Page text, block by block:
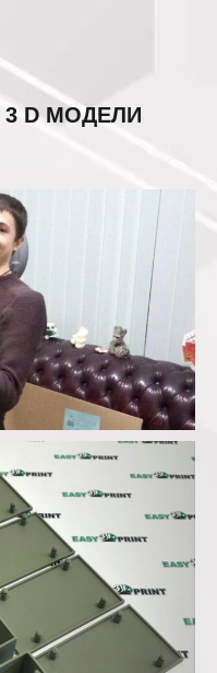
3 D МОДЕЛИ